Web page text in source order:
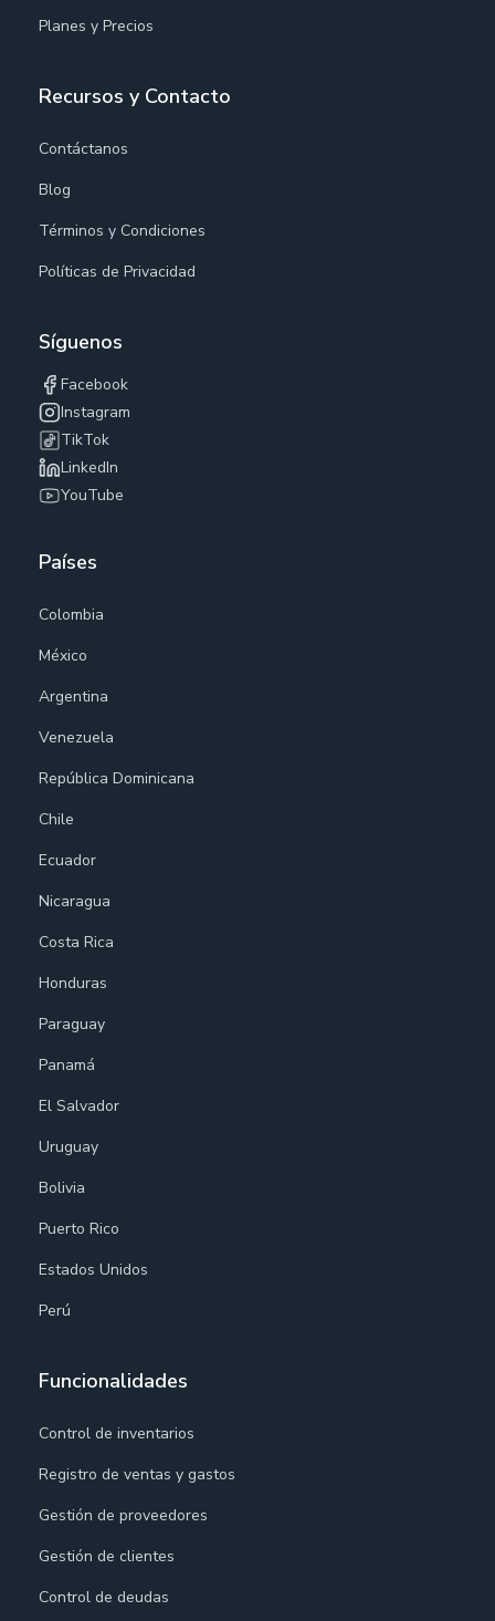
Planes y Precios
Recursos y Contacto
Contáctanos
Blog
Términos y Condiciones
Políticas de Privacidad
Síguenos
Facebook
Instagram
TikTok
LinkedIn
YouTube
Países
Colombia
México
Argentina
Venezuela
República Dominicana
Chile
Ecuador
Nicaragua
Costa Rica
Honduras
Paraguay
Panamá
El Salvador
Uruguay
Bolivia
Puerto Rico
Estados Unidos
Perú
Funcionalidades
Control de inventarios
Registro de ventas y gastos
Gestión de proveedores
Gestión de clientes
Control de deudas